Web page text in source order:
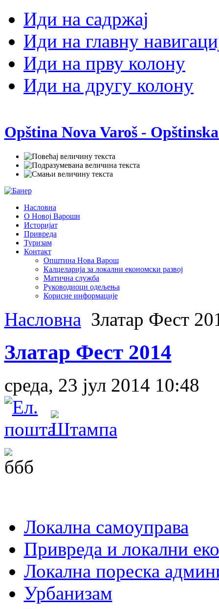
Иди на садржај
Иди на главну
Иди на прву колону
Иди на другу колону
Opština Nova Varoš -
Насловна
О Новој Вароши
Историјат
Привреда
Туризам
Контакт
Општина Нова Варош
Калцеларија за локални економски развој
Матична служба
Руководиоци одељења
Корисне информације
Насловна Златар Фест
Златар Фест 2014
среда, 23 јул 2014 10:48
Локална самоуправа
Привреда и локални
Локална пореска
Урбанизам